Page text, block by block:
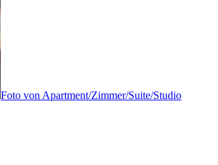
Foto von Apartment/Zimmer/Suite/Studio